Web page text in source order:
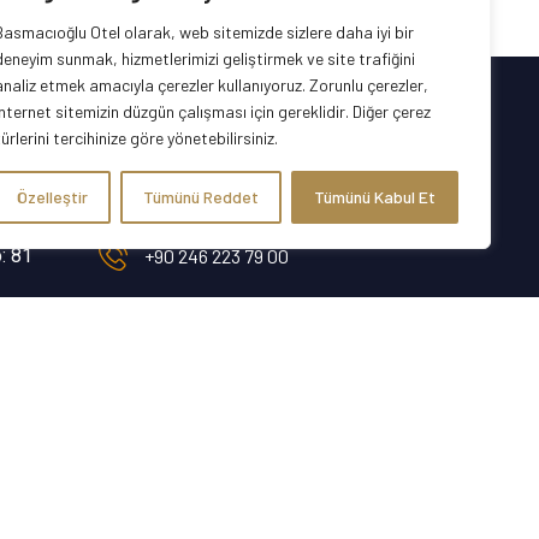
Otel olarak, web sitemizde sizlere daha iyi bir
sunmak, hizmetlerimizi geliştirmek ve site trafiğini
etmek amacıyla çerezler kullanıyoruz. Zorunlu çerezler,
sitemizin düzgün çalışması için gereklidir. Diğer çerez
tercihinize göre yönetebilirsiniz.
Özelleştir Tümünü Reddet Tümünü Kabul Et
81
İletişim
+90 246 223 79 00